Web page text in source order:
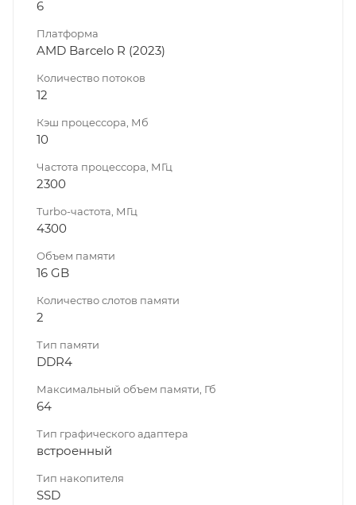
6
Платформа
AMD Barcelo R (2023)
Количество потоков
12
Кэш процессора, Мб
10
Частота процессора, МГц
2300
Turbo-частота, МГц
4300
Объем памяти
16 GB
Количество слотов памяти
2
Тип памяти
DDR4
Максимальный объем памяти, Гб
64
Тип графического адаптера
встроенный
Тип накопителя
SSD